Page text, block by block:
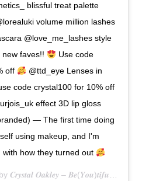
blissful treat palette
volume million lashes
@love_me_lashes style
faves!!
Use code
off
@ttd_eye Lenses in
code crystal100 for 10% off
effect 3D lip gloss
— The first time doing
using makeup, and I'm
with how they turned out
𝑪𝒓𝒚𝒔𝒕𝒂𝒍 𝑶𝒂𝒌𝒍𝒆𝒚 – 𝑩𝒆(𝒀𝒐𝒖)𝒕𝒊𝒇𝒖𝒍